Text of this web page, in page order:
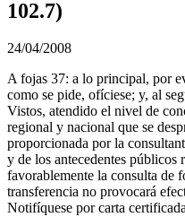
102.7)
24/04/2008
A fojas 37: a lo principal, por
como se pide, ofíciese; y, al
Vistos, atendido el nivel de
regional y nacional que se
proporcionada por la
y de los antecedentes públicos
favorablemente la consulta de
transferencia no provocará
Notifíquese por carta